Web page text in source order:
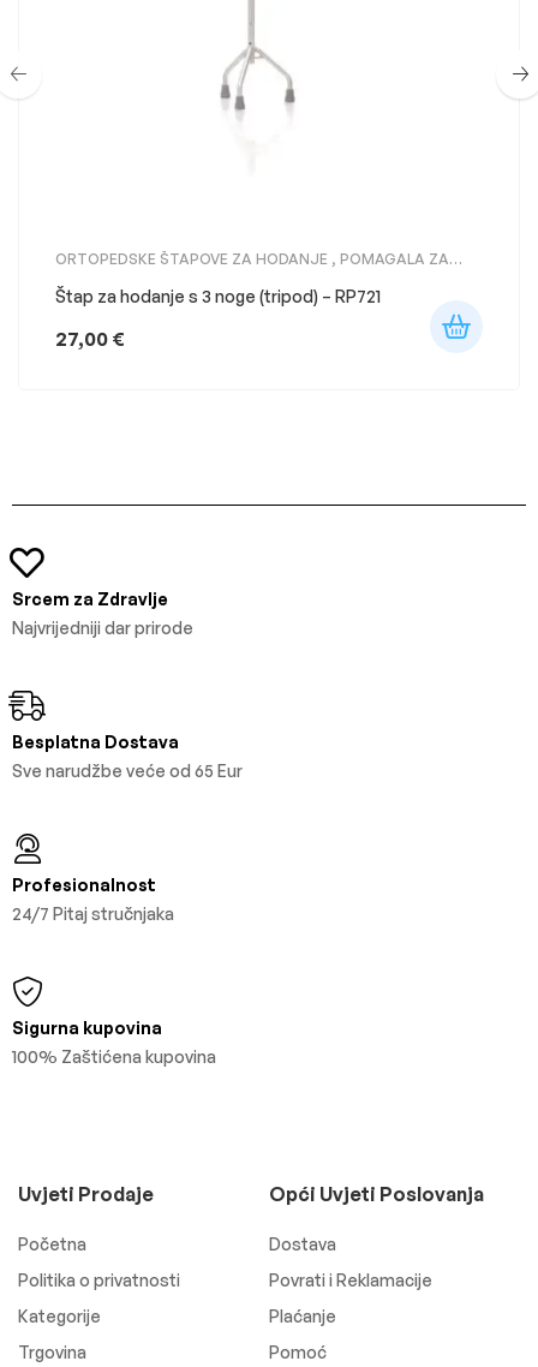
ORTOPEDSKE ŠTAPOVE ZA HODANJE , POMAGALA ZA
Štap za hodanje s 3 noge (tripod) – RP721
27,00 €
Srcem za Zdravlje
Najvrijedniji dar prirode
Besplatna Dostava
Sve narudžbe veće od 65 Eur
Profesionalnost
24/7 Pitaj stručnjaka
Sigurna kupovina
100% Zaštićena kupovina
Uvjeti Prodaje
Početna
Politika o privatnosti
Kategorije
Trgovina
Opći Uvjeti Poslovanja
Dostava
Povrati i Reklamacije
Plaćanje
Pomoć